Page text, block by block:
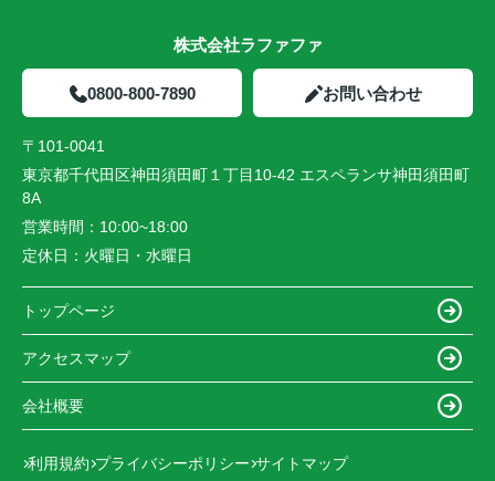
株式会社ラファファ
0800-800-7890 お問い合わせ
〒101-0041
東京都千代田区神田須田町１丁目10-42 エスペランサ神田須田町
8A
営業時間： 10:00~18:00
定休日： 火曜日・水曜日
トップページ
アクセスマップ
会社概要
利用規約 プライバシーポリシー サイトマップ